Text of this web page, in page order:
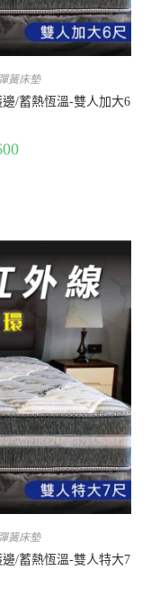
彈簧床墊
/蓄熱恆溫-雙人加大6
彈簧床墊
/蓄熱恆溫-雙人特大7